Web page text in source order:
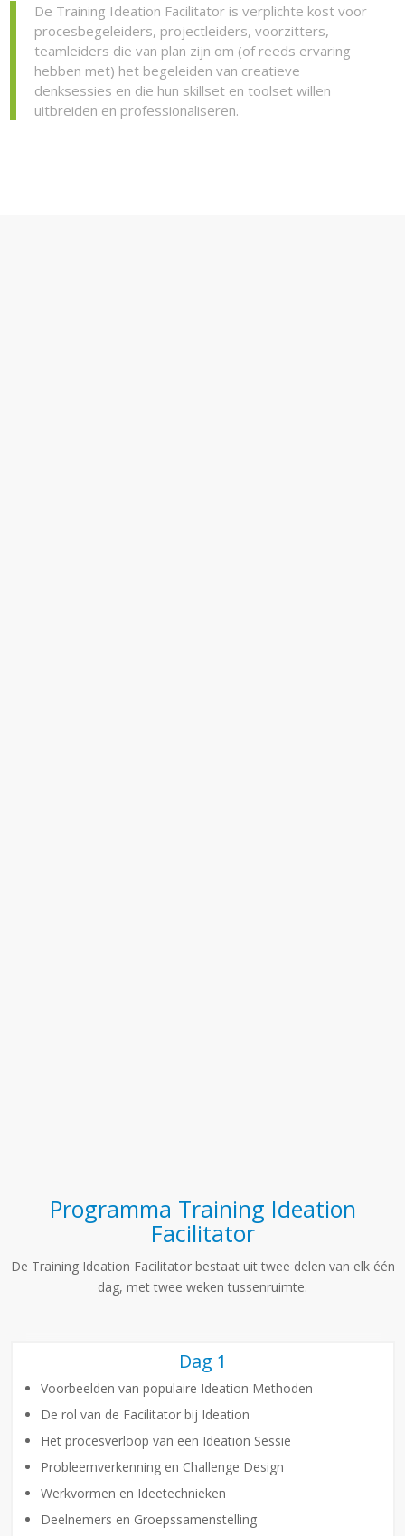
De Training Ideation Facilitator is verplichte kost voor
procesbegeleiders, projectleiders, voorzitters,
teamleiders die van plan zijn om (of reeds ervaring
hebben met) het begeleiden van creatieve
denksessies en die hun skillset en toolset willen
uitbreiden en professionaliseren.
Programma Training Ideation
Facilitator
De Training Ideation Facilitator bestaat uit twee delen van elk één
dag, met twee weken tussenruimte.
Dag 1
Voorbeelden van populaire Ideation Methoden
De rol van de Facilitator bij Ideation
Het procesverloop van een Ideation Sessie
Probleemverkenning en Challenge Design
Werkvormen en Ideetechnieken
Deelnemers en Groepssamenstelling